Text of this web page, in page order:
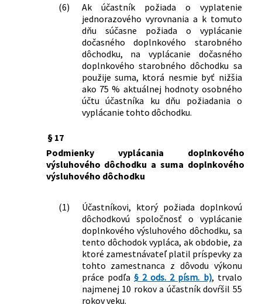
(6)
Ak účastník požiada o vyplatenie
jednorazového vyrovnania a k tomuto
dňu súčasne požiada o vyplácanie
dočasného doplnkového starobného
dôchodku, na vyplácanie dočasného
doplnkového starobného dôchodku sa
použije suma, ktorá nesmie byť nižšia
ako 75 % aktuálnej hodnoty osobného
účtu účastníka ku dňu požiadania o
vyplácanie tohto dôchodku.
§ 17
Podmienky vyplácania doplnkového
výsluhového dôchodku a suma doplnkového
výsluhového dôchodku
(1)
Účastníkovi, ktorý požiada doplnkovú
dôchodkovú spoločnosť o vyplácanie
doplnkového výsluhového dôchodku, sa
tento dôchodok vypláca, ak obdobie, za
ktoré zamestnávateľ platil príspevky za
tohto zamestnanca z dôvodu výkonu
práce podľa § 2 ods. 2 písm. b), trvalo
najmenej 10 rokov a účastník dovŕšil 55
rokov veku.